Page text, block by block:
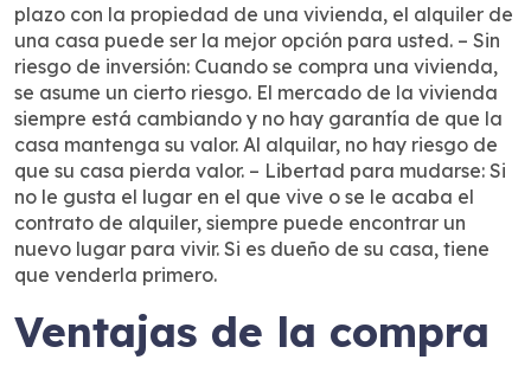
plazo con la propiedad de una vivienda, el alquiler de
una casa puede ser la mejor opción para usted. – Sin
riesgo de inversión: Cuando se compra una vivienda,
se asume un cierto riesgo. El mercado de la vivienda
siempre está cambiando y no hay garantía de que la
casa mantenga su valor. Al alquilar, no hay riesgo de
que su casa pierda valor. – Libertad para mudarse: Si
no le gusta el lugar en el que vive o se le acaba el
contrato de alquiler, siempre puede encontrar un
nuevo lugar para vivir. Si es dueño de su casa, tiene
que venderla primero.
Ventajas de la compra